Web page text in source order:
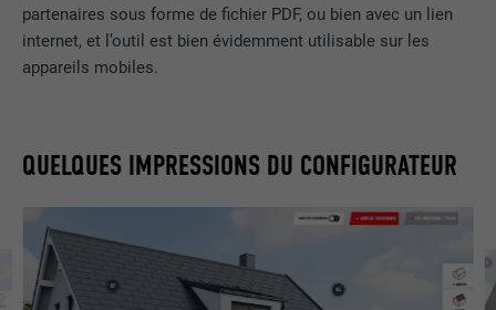
partenaires sous forme de fichier PDF, ou bien avec un lien
internet, et l’outil est bien évidemment utilisable sur les
appareils mobiles.
QUELQUES IMPRESSIONS DU CONFIGURATEUR